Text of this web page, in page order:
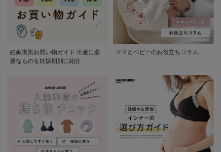
妊娠期別お買い物ガイド 出産に必
要なものを妊娠期別に紹介
ママとベビーのお役立ちコラム